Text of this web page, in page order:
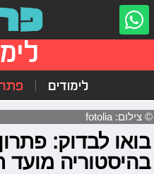
לימודים
© צילום: fotolia
בואו לבדוק:
בהיסטוריה מועד